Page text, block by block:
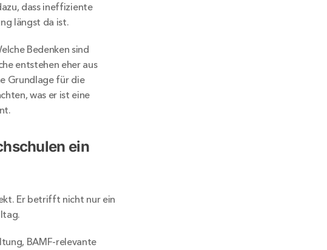
dass ineffiziente
längst da ist.
Bedenken sind
entstehen eher aus
Grundlage für die
was er ist eine
ein
Er betrifft nicht nur ein
BAMF-relevante